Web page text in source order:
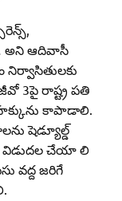
అని ఆదివాసీ
3పై రాష్ట్ర పతి
హక్కును కాపాడాలి.
షెడ్యూల్డ్‌
విడుదల చేయా లి
వద్ద జరిగే